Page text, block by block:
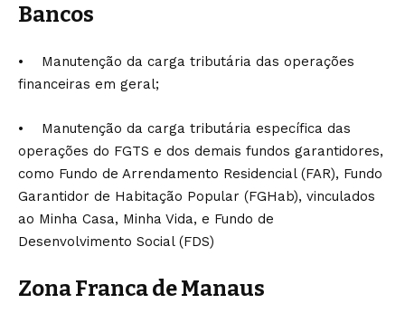
Bancos
• Manutenção da carga tributária das operações
financeiras em geral;
• Manutenção da carga tributária específica das
operações do FGTS e dos demais fundos garantidores,
como Fundo de Arrendamento Residencial (FAR), Fundo
Garantidor de Habitação Popular (FGHab), vinculados
ao Minha Casa, Minha Vida, e Fundo de
Desenvolvimento Social (FDS)
Zona Franca de Manaus